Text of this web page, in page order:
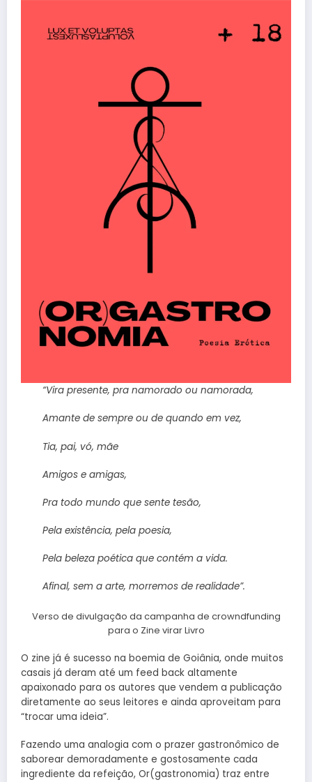
“Vira presente, pra namorado ou namorada,
Amante de sempre ou de quando em vez,
Tia, pai, vó, mãe
Amigos e amigas,
Pra todo mundo que sente tesão,
Pela existência, pela poesia,
Pela beleza poética que contém a vida.
Afinal, sem a arte, morremos de realidade”.
Verso de divulgação da campanha de crowndfunding
para o Zine virar Livro
O zine já é sucesso na boemia de Goiânia, onde muitos
casais já deram até um feed back altamente
apaixonado para os autores que vendem a publicação
diretamente ao seus leitores e ainda aproveitam para
“trocar uma ideia”.
Fazendo uma analogia com o prazer gastronômico de
saborear demoradamente e gostosamente cada
ingrediente da refeição, Or(gastronomia) traz entre